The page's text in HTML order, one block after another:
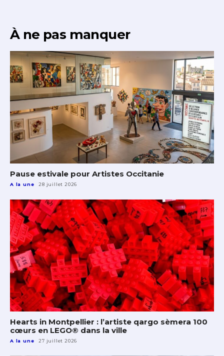
À ne pas manquer
Pause estivale pour Artistes Occitanie
A la une 28 juillet 2026
Hearts in Montpellier : l’artiste qargo sèmera 100
cœurs en LEGO® dans la ville
A la une 27 juillet 2026